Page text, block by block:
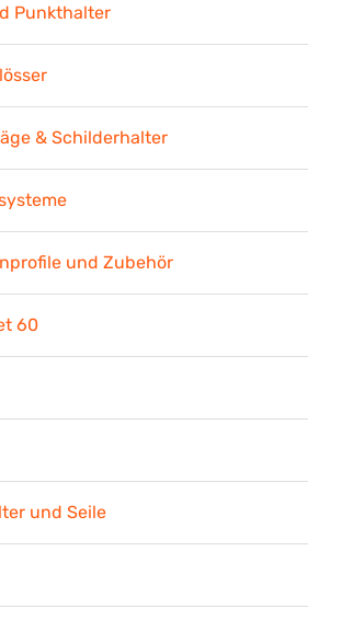
Punkthalter
& Schilderhalter
und Zubehör
60
und Seile